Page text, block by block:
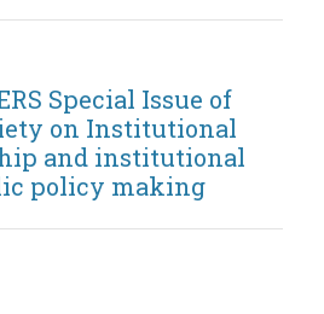
Special Issue of
on Institutional
and institutional
policy making